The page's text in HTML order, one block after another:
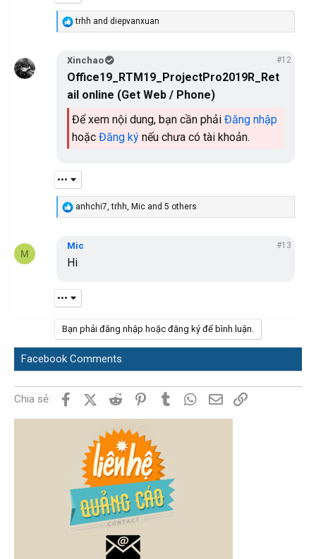
R
e
t
i
o
n
:
trhh and diepvanxuan
Xinchao #12
Office19_RTM19_ProjectPro2019R_Ret
ail online (Get Web / Phone)
Để xem nội dung, bạn cần phải Đăng nhập
hoặc Đăng ký nếu chưa có tài khoản.
•••
R
e
c
t
i
s
:
anhchi7,trhh, Mic and 5 others
M
Mic #13
Hi
•••
Bạn phải đăng nhập hoặc đăng ký để bình luận.
Facebook Comments
Chia sẻ: FacebookX (Twitter)
Reddit PinterestTumblr WhatsApp
Email